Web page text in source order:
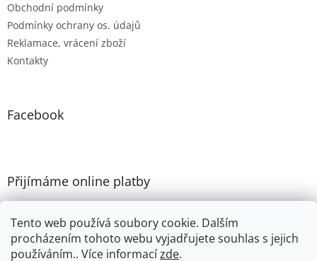
Tento web používá soubory cookie. Dalším
procházením tohoto webu vyjadřujete souhlas s jejich
používáním.. Více informacízde.
Obchodní podmínky
Podmínky ochrany os. údajů
Reklamace, vrácení zboží
Kontakty
Facebook
Přijímáme online platby